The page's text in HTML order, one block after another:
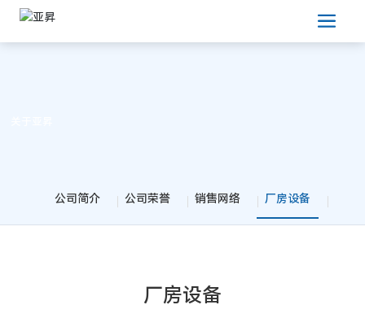
公司简介 公司荣誉 销售网络 厂房设备
厂房设备